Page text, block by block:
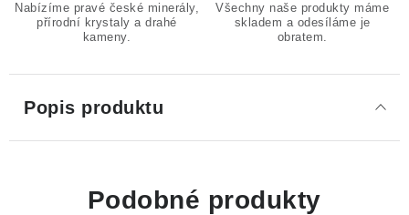
Nabízíme pravé české minerály,
přírodní krystaly a drahé
kameny.
Všechny naše produkty máme
skladem a odesíláme je
obratem.
Popis produktu
Podobné produkty